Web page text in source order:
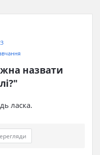
назвати
ласка.